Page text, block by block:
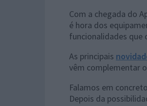
Com a chegada do
é hora dos
funcionalidades que
As principais
vêm complementar
Falamos em
Depois da